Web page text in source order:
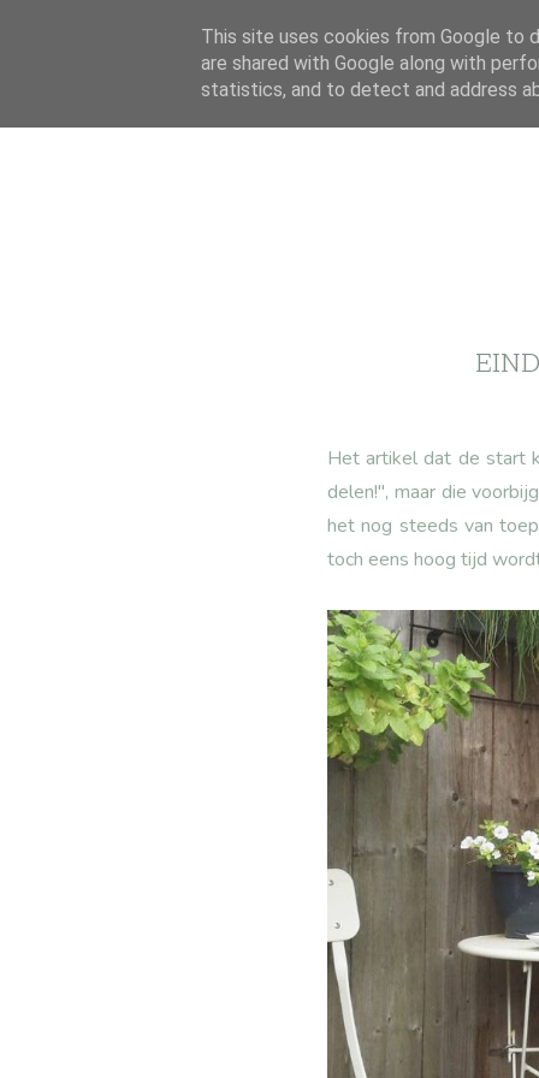
Het artikel dat de start
delen!", maar die
het nog steeds van
toch eens hoog tijd
This site uses cookies from Google to
are shared with Google along with
statistics, and to detect and address